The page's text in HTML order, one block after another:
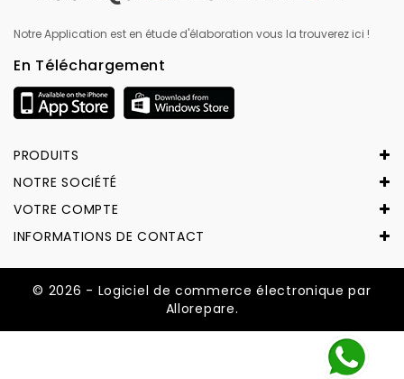
Notre Application est en étude d'élaboration vous la trouverez ici !
En Téléchargement
PRODUITS
NOTRE SOCIÉTÉ
VOTRE COMPTE
INFORMATIONS DE CONTACT
© 2026 - Logiciel de commerce électronique par
Allorepare.